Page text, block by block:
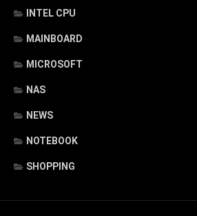
INTEL CPU
MAINBOARD
MICROSOFT
NAS
NEWS
NOTEBOOK
SHOPPING